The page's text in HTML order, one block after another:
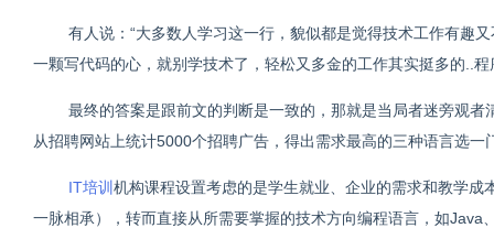
有人说：“大多数人学习这一行，貌似都是觉得技术工作有趣
一颗写代码的心，就别学技术了，轻松又多金的工作其实挺多的..
最终的答案是跟前文的判断是一致的，那就是当局者迷旁观
从招聘网站上统计5000个招聘广告，得出需求最高的三种语言选一
IT培训 机构课程设置考虑的是学生就业、企业的需求和教学成
一脉相承），转而直接从所需要掌握的技术方向编程语言，如